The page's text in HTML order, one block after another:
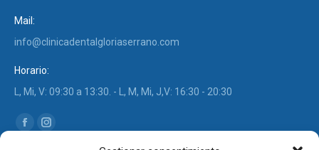
Mail:
info@clinicadentalgloriaserrano.com
Horario:
L, Mi, V: 09:30 a 13:30. - L, M, Mi, J,V: 16:30 - 20:30
Find us on:
FacebookInstagram